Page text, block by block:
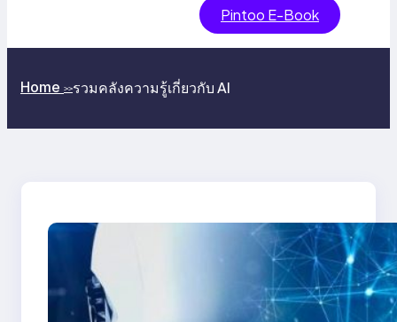
Pintoo E-Book
Home >>รวมคลังความรู้เกี่ยวกับ AI